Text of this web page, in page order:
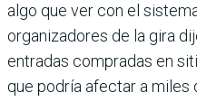
algo que ver con el
organizadores de la gira
entradas compradas en
que podría afectar a miles